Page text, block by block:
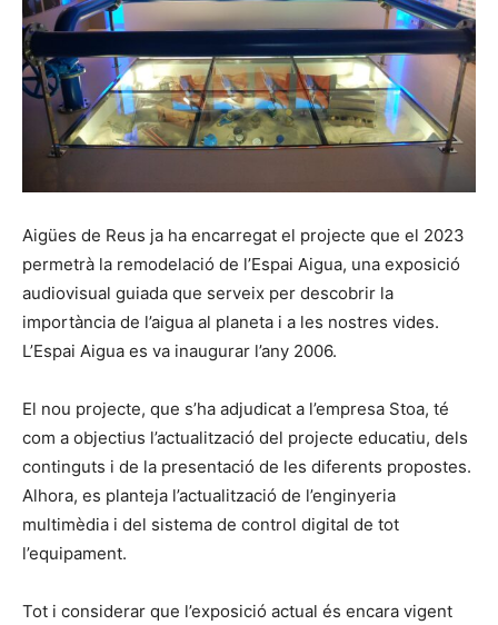
Aigües de Reus ja ha encarregat el projecte que el 2023
permetrà la remodelació de l’Espai Aigua, una exposició
audiovisual guiada que serveix per descobrir la
importància de l’aigua al planeta i a les nostres vides.
L’Espai Aigua es va inaugurar l’any 2006.
El nou projecte, que s’ha adjudicat a l’empresa Stoa, té
com a objectius l’actualització del projecte educatiu, dels
continguts i de la presentació de les diferents propostes.
Alhora, es planteja l’actualització de l’enginyeria
multimèdia i del sistema de control digital de tot
l’equipament.
Tot i considerar que l’exposició actual és encara vigent